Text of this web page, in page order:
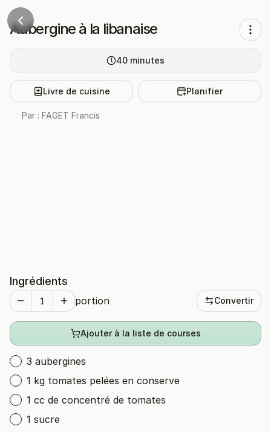
Aubergine à la libanaise
40 minutes
Livre de cuisine Planifier
Par : FAGET Francis
Ingrédients
portion Convertir
Ajouter à la liste de courses
3 aubergines
1 kg tomates pelées en conserve
1 cc de concentré de tomates
1 sucre